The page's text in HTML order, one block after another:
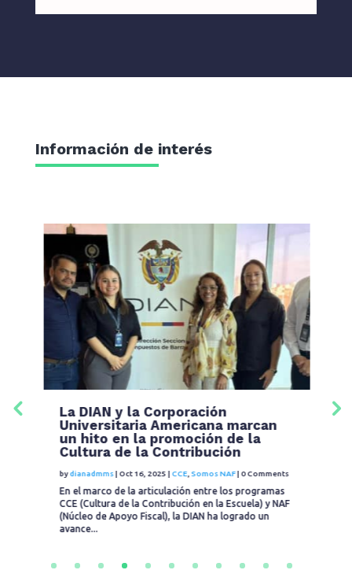
Información de interés
La DIAN y la Corporación
Universitaria Americana marcan
un hito en la promoción de la
Cultura de la Contribución
by dianadmms Oct 16, 2025 CCE,Somos NAF 0 Comments
En el marco de la articulación entre los programas
CCE (Cultura de la Contribución en la Escuela) y NAF
(Núcleo de Apoyo Fiscal), la DIAN ha logrado un
avance...